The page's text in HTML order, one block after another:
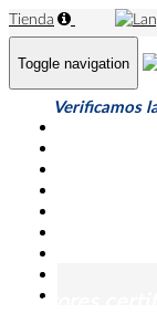
Tienda
Toggle navigation
Verificamos
Doctores